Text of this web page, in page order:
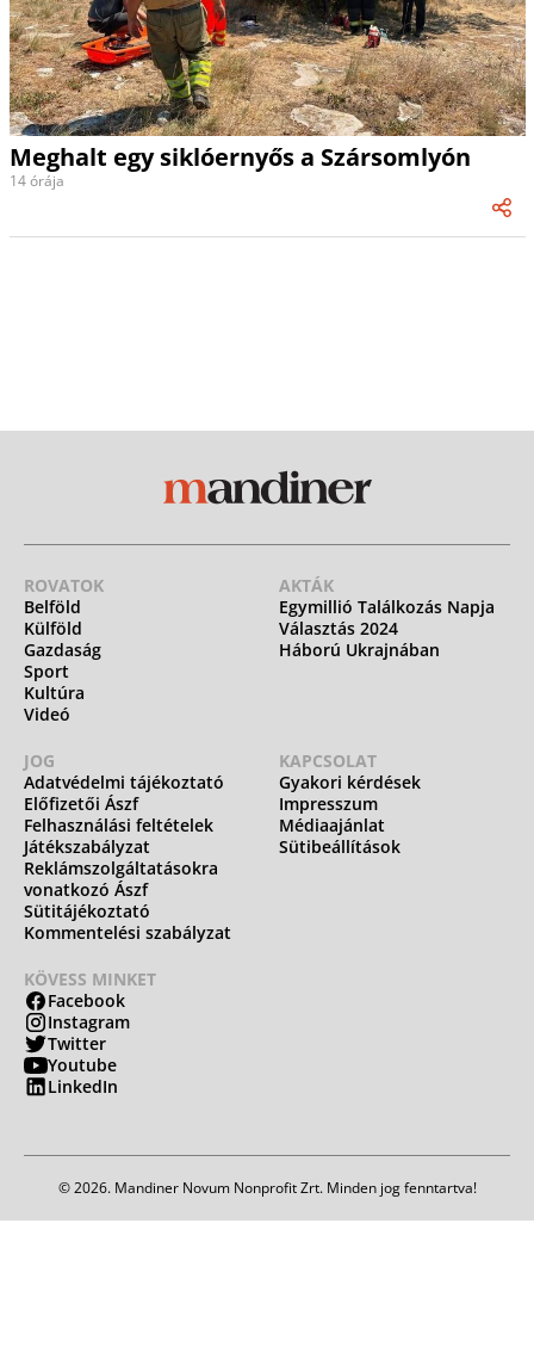
Meghalt egy siklóernyős a Szársomlyón
14 órája
ROVATOK
Belföld
Külföld
Gazdaság
Sport
Kultúra
Videó
AKTÁK
Egymillió Találkozás Napja
Választás 2024
Háború Ukrajnában
JOG
Adatvédelmi tájékoztató
Előfizetői Ászf
Felhasználási feltételek
Játékszabályzat
Reklámszolgáltatásokra
vonatkozó Ászf
Sütitájékoztató
Kommentelési szabályzat
KAPCSOLAT
Gyakori kérdések
Impresszum
Médiaajánlat
Sütibeállítások
KÖVESS MINKET
Facebook
Instagram
Twitter
Youtube
LinkedIn
© 2026. Mandiner Novum Nonprofit Zrt. Minden jog fenntartva!